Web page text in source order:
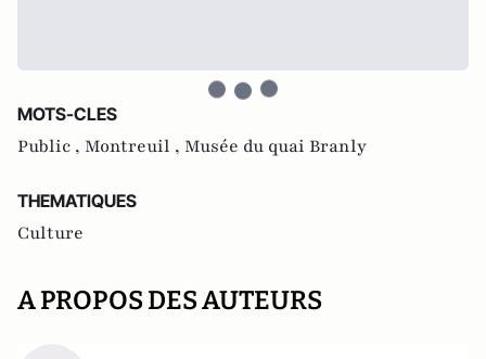
MOTS-CLES
Public , Montreuil , Musée du quai Branly
THEMATIQUES
Culture
A PROPOS DES AUTEURS